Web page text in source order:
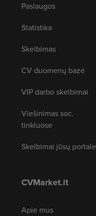
Paslaugos
Statistika
Skelbimas
CV duomenų bazė
VIP darbo skelbimai
Viešinimas soc.
tinkluose
Skelbimai jūsų portale
CVMarket.lt
Apie mus